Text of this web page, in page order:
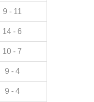
9 - 11
14 - 6
10 - 7
9 - 4
9 - 4